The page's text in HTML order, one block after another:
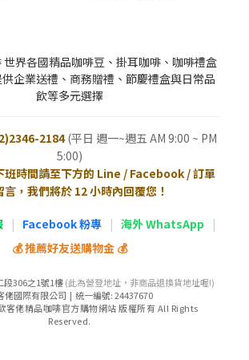
界各國精品咖啡豆、掛耳咖啡、咖啡禮盒
企業送禮、商務贈禮、節慶禮盒與日常品
飲等多元選擇
2184 (平日 週一~週五 AM 9:00 ~ PM
5:00)
時間請至下方的 Line / Facebook / 訂單
言，我們將於 12 小時內回覆您！
| Facebook 粉專 | 海外 WhatsApp
|
💰 推薦好友送購物金 💰
段306之1號1樓(此為營登地址，非商品退換貨地址喔!)
佬國際有限公司 | 統一編號: 24437670
客佬精品咖啡官方購物網站 版權所有 All Rights
Reserved.